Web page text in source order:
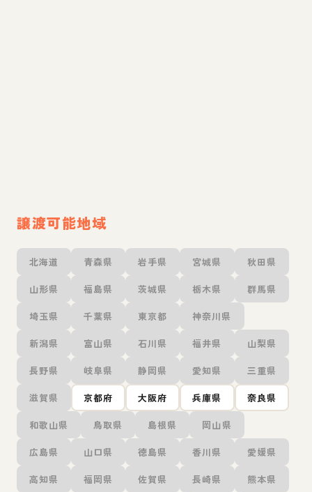
譲渡可能地域
北海道 青森県 岩手県 宮城県 秋田県
山形県 福島県 茨城県 栃木県 群馬県
埼玉県 千葉県 東京都 神奈川県
新潟県 富山県 石川県 福井県 山梨県
長野県 岐阜県 静岡県 愛知県 三重県
滋賀県 京都府 大阪府 兵庫県 奈良県
和歌山県 鳥取県 島根県 岡山県
広島県 山口県 徳島県 香川県 愛媛県
高知県 福岡県 佐賀県 長崎県 熊本県